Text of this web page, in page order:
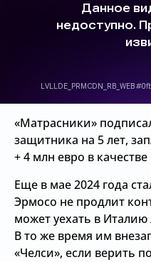
«Матрасники»
защитника на 5 лет,
+ 4 млн евро в
Еще в мае 2024 года
Эрмосо не продлит
может уехать в
В то же время им
«Челси», если верить